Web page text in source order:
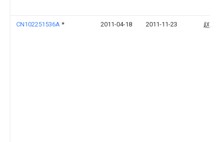
CN102251536A * 2011-04-18 2011-11-23 赵正